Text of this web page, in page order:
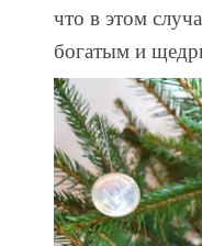
что в этом
богатым и